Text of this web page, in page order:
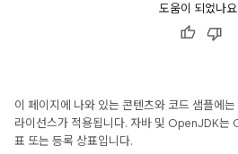
도움이 되었나
이 페이지에 나와 있는 콘텐츠와 코드 샘플에는
라이선스가 적용됩니다. 자바 및 OpenJDK
표 또는 등록 상표입니다.